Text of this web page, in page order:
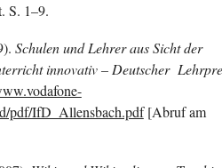
S. 1–9.
Schulen und Lehrer aus Sicht der
innovativ – Deutscher
pdf/IfD_Allensbach.pdf[Abruf am